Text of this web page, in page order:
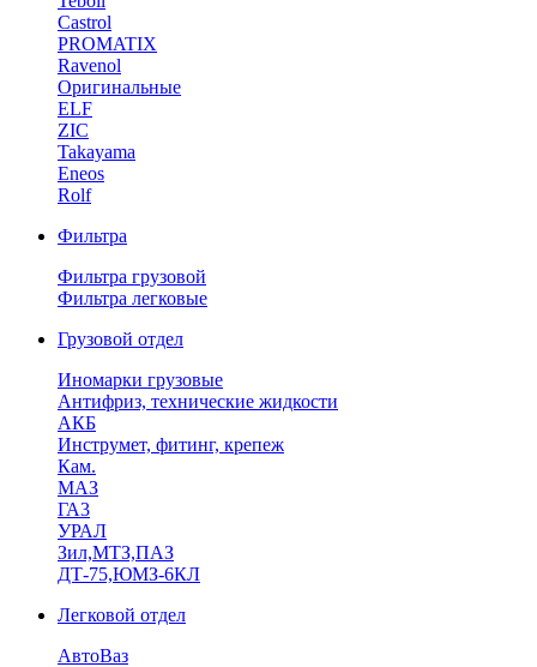
Castrol
PROMATIX
Ravenol
Оригинальные
ELF
ZIC
Takayama
Eneos
Rolf
Фильтра
Фильтра грузовой
Фильтра легковые
Грузовой отдел
Иномарки грузовые
Антифриз, технические жидкости
АКБ
Инструмет, фитинг, крепеж
Кам.
МАЗ
ГА3
УРАЛ
Зил,МТЗ,ПАЗ
ДТ-75,ЮМЗ-6КЛ
Легковой отдел
АвтоВаз